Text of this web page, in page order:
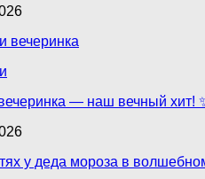
— наш вечный хит!